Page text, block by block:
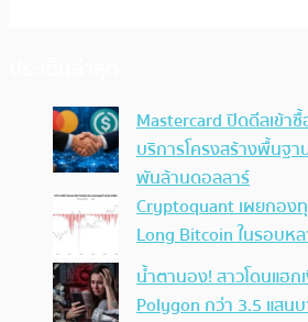
Mastercard ปิดดีลเข้า
บริการโครงสร้างพื้นฐ
พันล้านดอลลาร์
Cryptoquant เผยกอง
Long Bitcoin ในรอบห
น้ำตานอง! สาวโดนแฮ
Polygon กว่า 3.5 แสน